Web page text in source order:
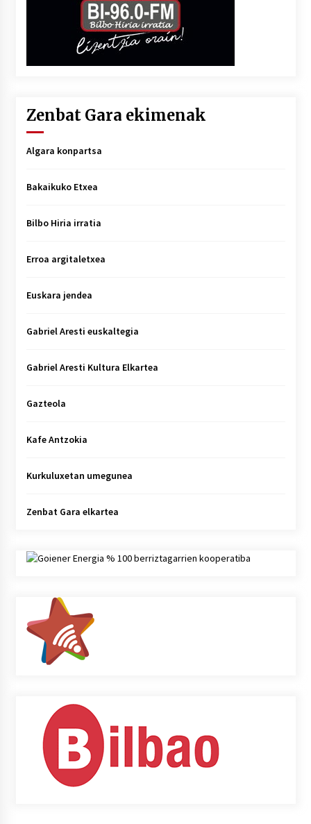
Zenbat Gara ekimenak
Algara konpartsa
Bakaikuko Etxea
Bilbo Hiria irratia
Erroa argitaletxea
Euskara jendea
Gabriel Aresti euskaltegia
Gabriel Aresti Kultura Elkartea
Gazteola
Kafe Antzokia
Kurkuluxetan umegunea
Zenbat Gara elkartea